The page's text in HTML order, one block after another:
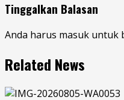
Tinggalkan Balasan
Anda harus masuk untuk
Related News